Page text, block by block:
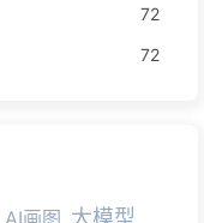
72
72
AI画图 大模型